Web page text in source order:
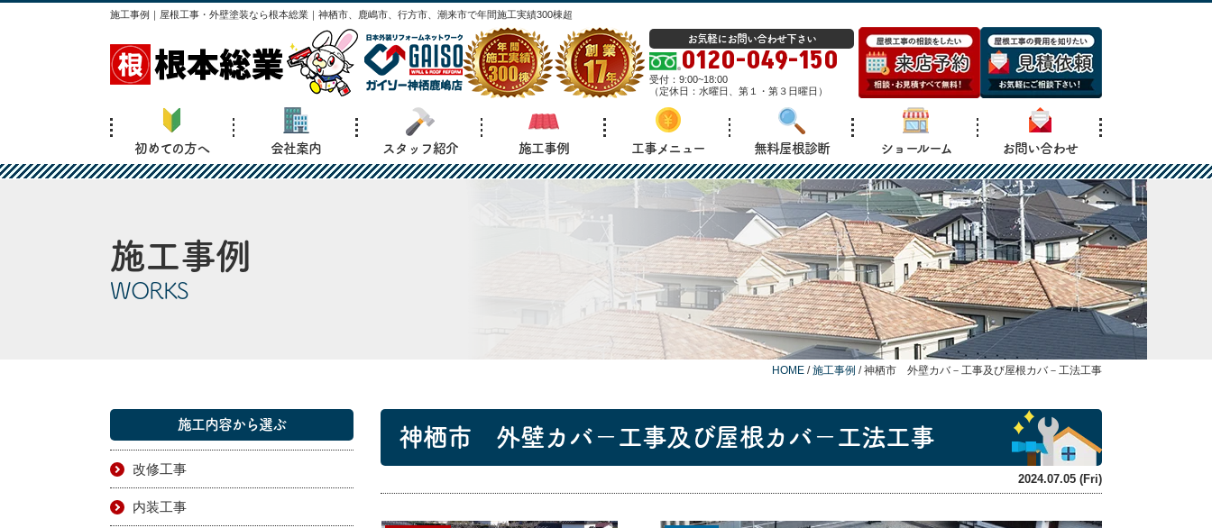
施工事例｜屋根工事・外壁塗装なら根本総業｜神栖市、鹿嶋市、行方市、潮来市で年間施工実績300棟超
お気軽にお問い合わせ下さい
0120-049-150
受付： 9:00~18:00
（ 定休日： 水曜日、第１・第３日曜日）
初めての方へ 会社案内 スタッフ紹介 施工事例 工事メニュー 無料屋根診断 ショールーム お問い合わせ
施工事例
WORKS
HOME /施工事例 /神栖市 外壁カバ－工事及び屋根カバ－工法工事
神栖市 外壁カバ－工事及び屋根カバ－工法工事
2024.07.05 (Fri)
施工内容から選ぶ
改修工事
内装工事